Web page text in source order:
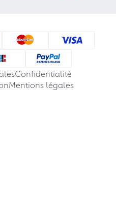
Confidentialité
Mentions légales